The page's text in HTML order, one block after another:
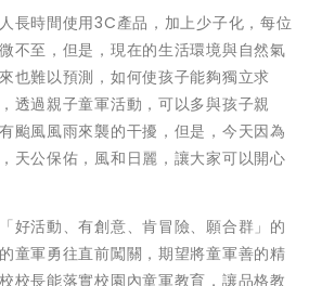
長時間使用3C產品，加上少子化，每位
不至，但是，現在的生活環境與自然氣
也難以預測，如何使孩子能夠獨立求
透過親子童軍活動，可以多與孩子親
颱風風雨來襲的干擾，但是，今天因為
天公保佑，風和日麗，讓大家可以開心
好活動、有創意、肯冒險、願合群」的
童軍勇往直前闖關，期望將童軍善的精
校長能落實校園內童軍教育，讓品格教